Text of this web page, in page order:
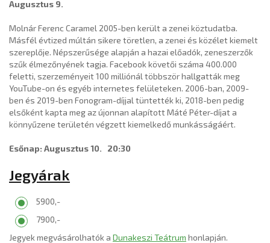
Augusztus 9.
Molnár Ferenc Caramel 2005-ben került a zenei köztudatba.
Másfél évtized múltán sikere töretlen, a zenei és közélet kiemelt
szereplője. Népszerűsége alapján a hazai előadók, zeneszerzők
szűk élmezőnyének tagja. Facebook követői száma 400.000
feletti, szerzeményeit 100 milliónál többször hallgatták meg
YouTube-on és egyéb internetes felületeken. 2006-ban, 2009-
ben és 2019-ben Fonogram-díjjal tüntették ki, 2018-ben pedig
elsőként kapta meg az újonnan alapított Máté Péter-díjat a
könnyűzene területén végzett kiemelkedő munkásságáért.
Esőnap: Augusztus 10. 20:30
Jegyárak
5900,-
7900,-
Jegyek megvásárolhatók a Dunakeszi Teátrum honlapján.